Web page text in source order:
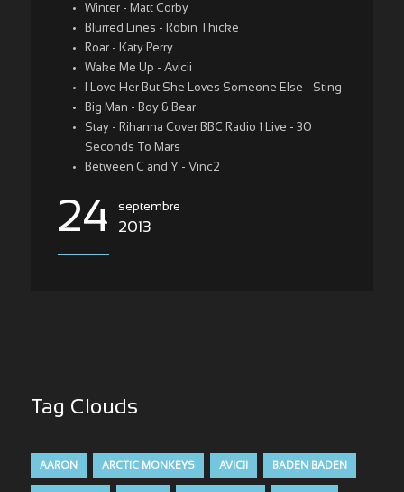
Winter - Matt Corby
Blurred Lines - Robin Thicke
Roar - Katy Perry
Wake Me Up - Avicii
I Love Her But She Loves Someone Else - Sting
Big Man - Boy & Bear
Stay - Rihanna Cover BBC Radio 1 Live - 30
Seconds To Mars
Between C and Y - Vinc2
24 septembre
2013
Tag Clouds
AARON ARCTIC MONKEYS AVICII BADEN BADEN